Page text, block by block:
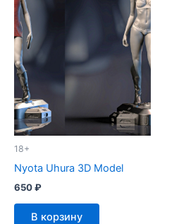
18+
Nyota Uhura 3D Model
650₽
В корзину